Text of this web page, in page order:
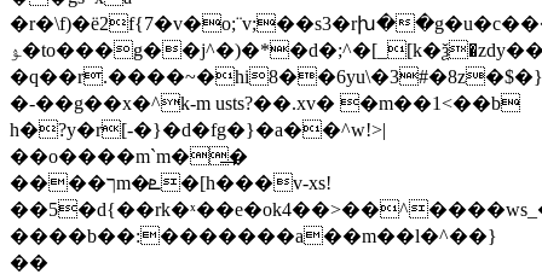
�r�\f)�ë2f{7�v�o;¨v;��s3�rխ�
ﯣ�to���g��j^�)�*�d�;^�[_[k�ѯ�zdy�����k�z������b)dĭ�s6�s
�-��g��x�^k-m usts?��.xv� �m��1<��b
h�?y�r[-�}�d�fg�}�a��^w!>|
��o����m`m�͢�
����ךm�ܧ�[h���v-xs!
��5�d{
����b��:�������a��m��l�^��}
��